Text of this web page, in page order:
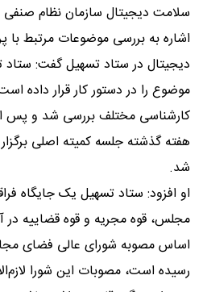
سلامت دیجیتال سازمان نظام صنفی
اشاره به بررسی موضوعات مرتبط با
دیجیتال در ستاد تسهیل گفت:
موضوع را در دستور کار قرار داده
کارشناسی مختلف بررسی شد و پس از
هفته گذشته جلسه کمیته اصلی
شد.
او افزود: ستاد تسهیل یک جایگاه
مجلس، قوه مجریه و قوه قضاییه در
اساس مصوبه شورای عالی فضای
رسیده است، مصوبات این شورا